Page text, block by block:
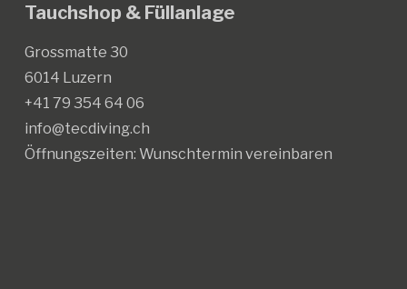
Tauchshop & Füllanlage
Grossmatte 30
6014 Luzern
+41 79 354 64 06
info@tecdiving.ch
Öffnungszeiten: Wunschtermin vereinbaren